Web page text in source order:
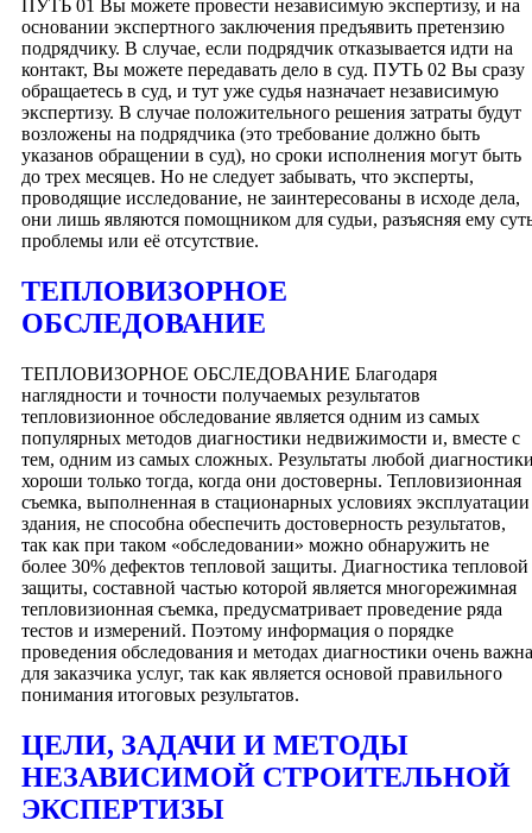
ПУТЬ 01 Вы можете провести независимую экспертизу, и на
основании экспертного заключения предъявить претензию
подрядчику. В случае, если подрядчик отказывается идти на
контакт, Вы можете передавать дело в суд. ПУТЬ 02 Вы сразу
обращаетесь в суд, и тут уже судья назначает независимую
экспертизу. В случае положительного решения затраты будут
возложены на подрядчика (это требование должно быть
указанов обращении в суд), но сроки исполнения могут быть
до трех месяцев. Но не следует забывать, что эксперты,
проводящие исследование, не заинтересованы в исходе дела,
они лишь являются помощником для судьи, разъясняя ему
проблемы или её отсутствие.
ТЕПЛОВИЗОРНОЕ
ОБСЛЕДОВАНИЕ
ТЕПЛОВИЗОРНОЕ ОБСЛЕДОВАНИЕ Благодаря
наглядности и точности получаемых результатов
тепловизионное обследование является одним из самых
популярных методов диагностики недвижимости и, вместе с
тем, одним из самых сложных. Результаты любой
хороши только тогда, когда они достоверны. Тепловизионная
съемка, выполненная в стационарных условиях эксплуатации
здания, не способна обеспечить достоверность результатов,
так как при таком «обследовании» можно обнаружить не
более 30% дефектов тепловой защиты. Диагностика тепловой
защиты, составной частью которой является многорежимная
тепловизионная съемка, предусматривает проведение ряда
тестов и измерений. Поэтому информация о порядке
проведения обследования и методах диагностики очень важна
для заказчика услуг, так как является основой правильного
понимания итоговых результатов.
ЦЕЛИ, ЗАДАЧИ И МЕТОДЫ
НЕЗАВИСИМОЙ СТРОИТЕЛЬНОЙ
ЭКСПЕРТИЗЫ